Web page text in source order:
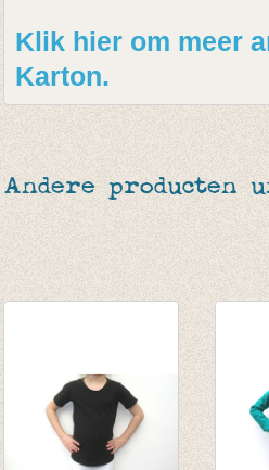
Klik hier om meer
Karton.
Andere producten